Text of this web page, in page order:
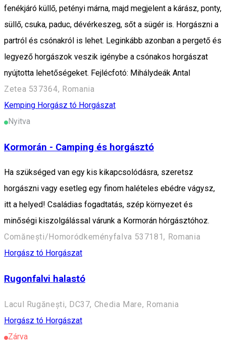
fenékjáró küllő, petényi márna, majd megjelent a kárász, ponty,
süllő, csuka, paduc, dévérkeszeg, sőt a sügér is. Horgászni a
partról és csónakról is lehet. Leginkább azonban a pergető és
legyező horgászok veszik igénybe a csónakos horgászat
nyújtotta lehetőségeket. Fejlécfotó: Mihálydeák Antal
Zetea 537364, Romania
Kemping Horgász tó Horgászat
Nyitva
Kormorán - Camping és horgásztó
Ha szükséged van egy kis kikapcsolódásra, szeretsz
horgászni vagy esetleg egy finom halételes ebédre vágysz,
itt a helyed! Családias fogadtatás, szép környezet és
minőségi kiszolgálással várunk a Kormorán hórgásztóhoz.
Comănești/Homoródkeményfalva 537181, Romania
Horgász tó Horgászat
Rugonfalvi halastó
Lacul Rugănești, DC37, Chedia Mare, Romania
Horgász tó Horgászat
Zárva